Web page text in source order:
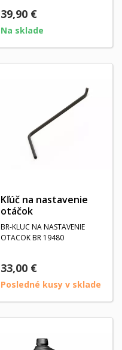
39,90 €
Na sklade
Kľúč na nastavenie
otáčok
BR-KLUC NA NASTAVENIE
OTACOK BR 19480
33,00 €
Posledné kusy v sklade